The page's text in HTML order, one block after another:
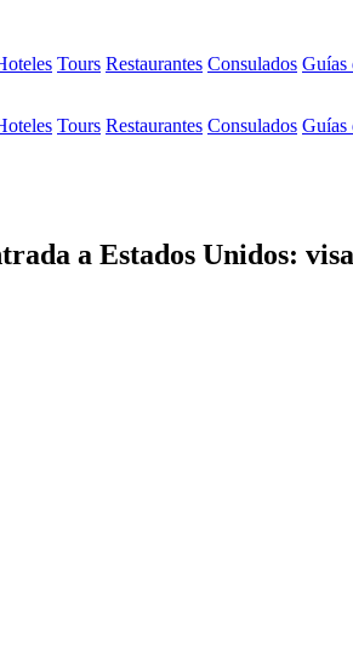
Tours Restaurantes Consulados Guías
Tours Restaurantes Consulados Guías
a Estados Unidos: